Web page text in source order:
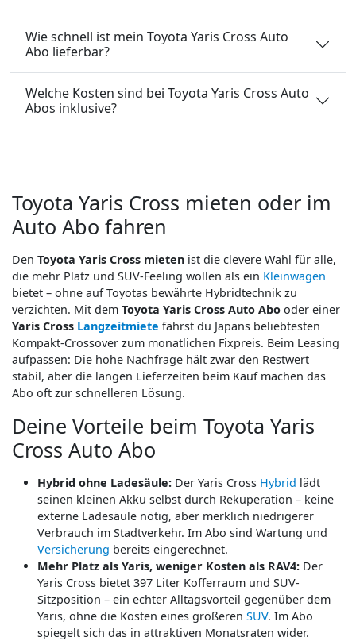
Wie schnell ist mein Toyota Yaris Cross Auto
Abo lieferbar?
Welche Kosten sind bei Toyota Yaris Cross Auto
Abos inklusive?
Toyota Yaris Cross mieten oder im
Auto Abo fahren
Den Toyota Yaris Cross mieten ist die clevere Wahl für alle,
die mehr Platz und SUV-Feeling wollen als ein Kleinwagen
bietet – ohne auf Toyotas bewährte Hybridtechnik zu
verzichten. Mit dem Toyota Yaris Cross Auto Abo oder einer
Yaris Cross Langzeitmiete fährst du Japans beliebtesten
Kompakt-Crossover zum monatlichen Fixpreis. Beim Leasing
aufpassen: Die hohe Nachfrage hält zwar den Restwert
stabil, aber die langen Lieferzeiten beim Kauf machen das
Abo oft zur schnelleren Lösung.
Deine Vorteile beim Toyota Yaris
Cross Auto Abo
Hybrid ohne Ladesäule: Der Yaris Cross Hybrid lädt
seinen kleinen Akku selbst durch Rekuperation – keine
externe Ladesäule nötig, aber merklich niedrigerer
Verbrauch im Stadtverkehr. Im Abo sind Wartung und
Versicherung bereits eingerechnet.
Mehr Platz als Yaris, weniger Kosten als RAV4: Der
Yaris Cross bietet 397 Liter Kofferraum und SUV-
Sitzposition – ein echter Alltagsvorteil gegenüber dem
Yaris, ohne die Kosten eines größeren SUV. Im Abo
spiegelt sich das in attraktiven Monatsraten wider.